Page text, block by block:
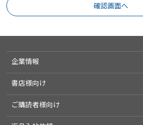
企業情報
書店様向け
ご購読者様向け